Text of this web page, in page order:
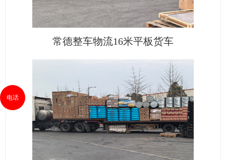
常德整车物流16米平板货车
电话